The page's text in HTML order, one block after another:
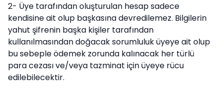
2- Üye tarafından oluşturulan hesap sadece
kendisine ait olup başkasına devredilemez. Bilgilerin
yahut şifrenin başka kişiler tarafından
kullanılmasından doğacak sorumluluk üyeye ait olup
bu sebeple ödemek zorunda kalınacak her türlü
para cezası ve/veya tazminat için üyeye rücu
edilebilecektir.